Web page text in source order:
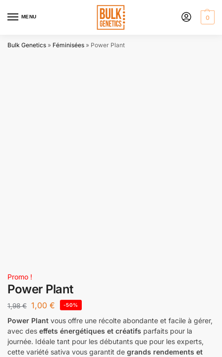
MENU 0
Bulk Genetics » Féminisées » Power Plant
Promo !
Power Plant
1,98€ 1,00 € -50%
Power Plant vous offre une récolte abondante et facile à gérer,
avec des effets énergétiques et créatifs parfaits pour la
journée. Idéale tant pour les débutants que pour les experts,
cette variété sativa vous garantit de grands rendements et